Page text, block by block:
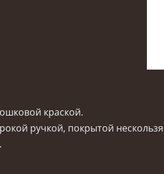
краской.
ручкой, покрытой